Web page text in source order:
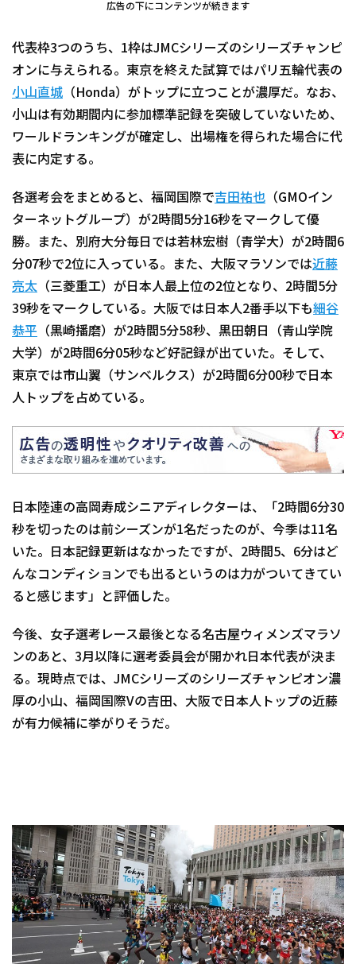
広告の下にコンテンツが続きます
代表枠3つのうち、1枠はJMCシリーズのシリーズチャンピ
オンに与えられる。東京を終えた試算ではパリ五輪代表の
小山直城 （Honda）がトップに立つことが濃厚だ。なお、
小山は有効期間内に参加標準記録を突破していないため、
ワールドランキングが確定し、出場権を得られた場合に代
表に内定する。
各選考会をまとめると、福岡国際で吉田祐也 （GMOイン
ターネットグループ）が2時間5分16秒をマークして優
勝。また、別府大分毎日では若林宏樹（青学大）が2時間6
分07秒で2位に入っている。また、大阪マラソンでは近藤
亮太 （三菱重工）が日本人最上位の2位となり、2時間5分
39秒をマークしている。大阪では日本人2番手以下も細谷
恭平 （黒崎播磨）が2時間5分58秒、黒田朝日（青山学院
大学）が2時間6分05秒など好記録が出ていた。そして、
東京では市山翼（サンベルクス）が2時間6分00秒で日本
人トップを占めている。
日本陸連の高岡寿成シニアディレクターは、「2時間6分30
秒を切ったのは前シーズンが1名だったのが、今季は11名
いた。日本記録更新はなかったですが、2時間5、6分はど
んなコンディションでも出るというのは力がついてきてい
ると感じます」と評価した。
今後、女子選考レース最後となる名古屋ウィメンズマラソ
ンのあと、3月以降に選考委員会が開かれ日本代表が決ま
る。現時点では、JMCシリーズのシリーズチャンピオン濃
厚の小山、福岡国際Vの吉田、大阪で日本人トップの近藤
が有力候補に挙がりそうだ。